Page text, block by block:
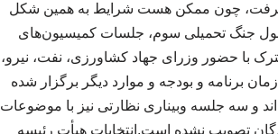
گرفت، چون ممکن هست شرایط به همین شکل
طول جنگ تحمیلی سوم، جلسات کمیسیون‌های
حضور وزرای جهاد کشاورزی، نفت، نیرو،
برنامه و بودجه و موارد دیگر برگزار شده
و سه جلسه وبیناری ‌نظارتی نیز با موضوعات
تصویب نشده است.انتخابات هیأت‌ رئیسه